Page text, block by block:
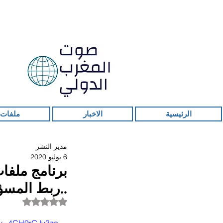
الرئيسية الاخبار
..ربط
مدير النشر
6 يوليو 2020
تم التقييم بـ ليس